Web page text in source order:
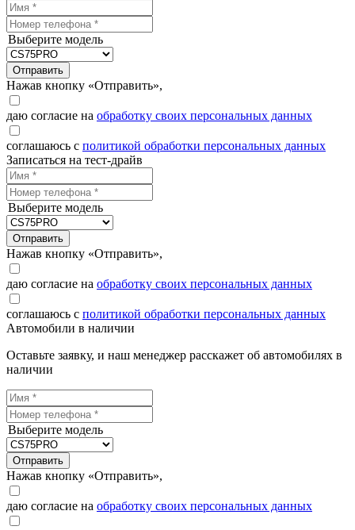
Выберите модель
Отправить
Нажав кнопку «Отправить»,
даю согласие на обработку своих персональных данных
соглашаюсь с политикой обработки персональных данных
Записаться на тест-драйв
Выберите модель
Отправить
Нажав кнопку «Отправить»,
даю согласие на обработку своих персональных данных
соглашаюсь с политикой обработки персональных данных
Автомобили в наличии
Оставьте заявку, и наш менеджер расскажет об автомобилях в
наличии
Выберите модель
Отправить
Нажав кнопку «Отправить»,
даю согласие на обработку своих персональных данных